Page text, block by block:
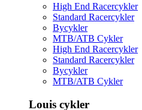
High End Racercykler
Standard Racercykler
Bycykler
MTB/ATB Cykler
High End Racercykler
Standard Racercykler
Bycykler
MTB/ATB Cykler
Louis cykler